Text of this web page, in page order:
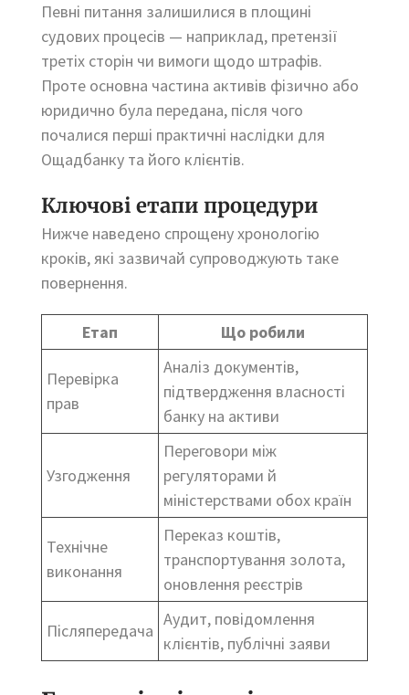
Певні питання залишилися в площині
судових процесів — наприклад, претензії
третіх сторін чи вимоги щодо штрафів.
Проте основна частина активів фізично або
юридично була передана, після чого
почалися перші практичні наслідки для
Ощадбанку та його клієнтів.
Ключові етапи процедури
Нижче наведено спрощену хронологію
кроків, які зазвичай супроводжують таке
повернення.
Етап Що робили
Перевірка
прав
Аналіз документів,
підтвердження власності
банку на активи
Узгодження
Переговори між
регуляторами й
міністерствами обох країн
Технічне
виконання
Переказ коштів,
транспортування золота,
оновлення реєстрів
Післяпередача
Аудит, повідомлення
клієнтів, публічні заяви